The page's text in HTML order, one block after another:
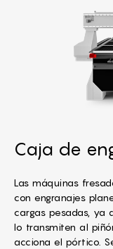
Caja de
Las máquinas
con engranajes
cargas pesadas, ya
lo transmiten al
acciona el pórtico.